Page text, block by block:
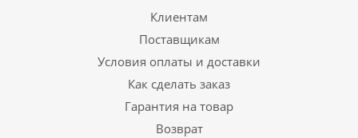
Клиентам
Поставщикам
Условия оплаты и доставки
Как сделать заказ
Гарантия на товар
Возврат